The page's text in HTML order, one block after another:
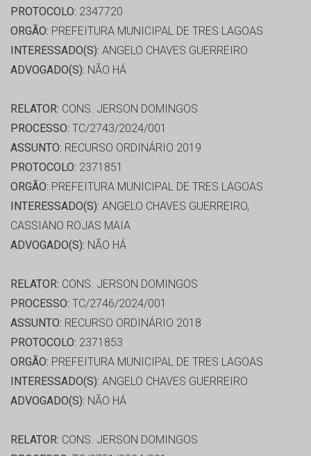
PROTOCOLO: 2347720
ORGÃO: PREFEITURA MUNICIPAL DE TRES LAGOAS
INTERESSADO(S): ANGELO CHAVES GUERREIRO
ADVOGADO(S): NÃO HÁ
RELATOR: CONS. JERSON DOMINGOS
PROCESSO: TC/2743/2024/001
ASSUNTO: RECURSO ORDINÁRIO 2019
PROTOCOLO: 2371851
ORGÃO: PREFEITURA MUNICIPAL DE TRES LAGOAS
INTERESSADO(S): ANGELO CHAVES GUERREIRO,
CASSIANO ROJAS MAIA
ADVOGADO(S): NÃO HÁ
RELATOR: CONS. JERSON DOMINGOS
PROCESSO: TC/2746/2024/001
ASSUNTO: RECURSO ORDINÁRIO 2018
PROTOCOLO: 2371853
ORGÃO: PREFEITURA MUNICIPAL DE TRES LAGOAS
INTERESSADO(S): ANGELO CHAVES GUERREIRO
ADVOGADO(S): NÃO HÁ
RELATOR: CONS. JERSON DOMINGOS